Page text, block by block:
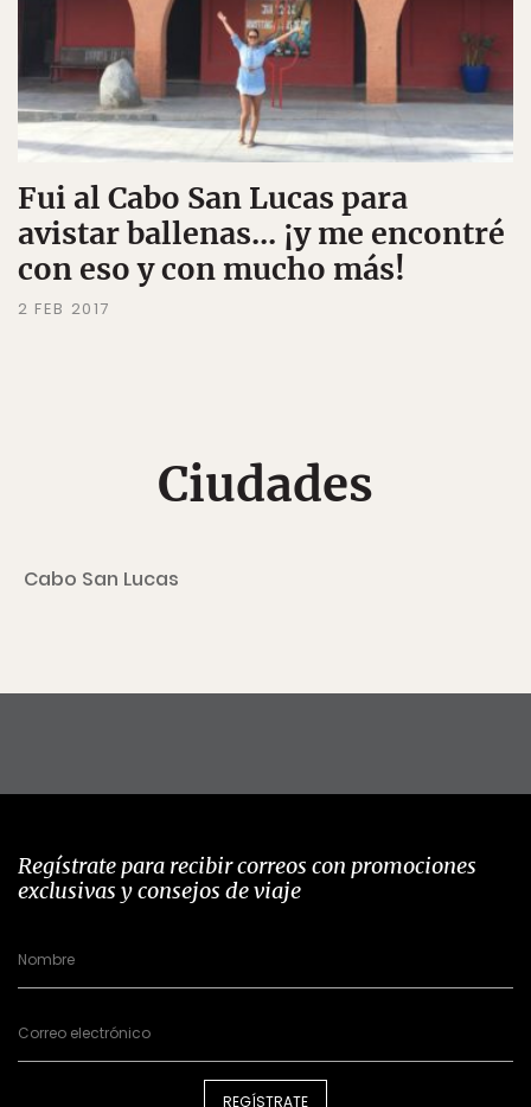
Fui al Cabo San Lucas para
avistar ballenas... ¡y me encontré
con eso y con mucho más!
2 FEB 2017
Ciudades
Cabo San Lucas
Regístrate para recibir correos con promociones
exclusivas y consejos de viaje
REGÍSTRATE